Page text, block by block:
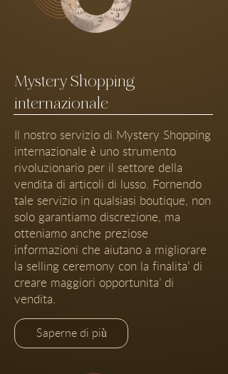
Mystery Shopping
internazionale
Il nostro servizio di Mystery Shopping
internazionale è uno strumento
rivoluzionario per il settore della
vendita di articoli di lusso. Fornendo
tale servizio in qualsiasi boutique, non
solo garantiamo discrezione, ma
otteniamo anche preziose
informazioni che aiutano a migliorare
la selling ceremony con la finalita’ di
creare maggiori opportunita’ di
vendita.
Saperne di più